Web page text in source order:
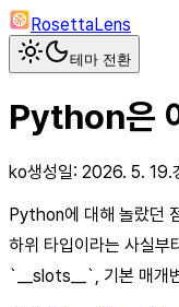
RosettaLens
테마 전환
Python은
ko생성일: 2026. 5. 19.
Python에 대해 놀랐던
하위 타입이라는 사실부
`__slots__`, 기본 매개